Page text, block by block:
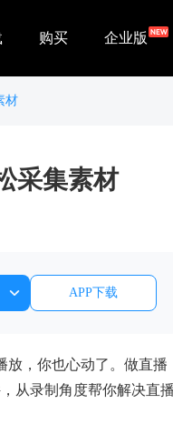
购买 企业版
材
采集素材
APP下载
放，你也心动了。做直播
从录制角度帮你解决直